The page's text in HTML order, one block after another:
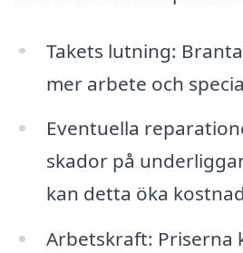
Takets lutning:
mer arbete och
Eventuella
skador på
kan detta öka
Arbetskraft: Priserna